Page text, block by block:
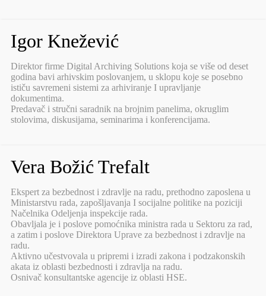
Igor Knežević
Direktor firme Digital Archiving Solutions koja se više od deset
godina bavi arhivskim poslovanjem, u sklopu koje se posebno
ističu savremeni sistemi za arhiviranje I upravljanje
dokumentima.
Predavač i stručni saradnik na brojnim panelima, okruglim
stolovima, diskusijama, seminarima i konferencijama.
Vera Božić Trefalt
Ekspert za bezbednost i zdravlje na radu, prethodno zaposlena u
Ministarstvu rada, zapošljavanja I socijalne politike na poziciji
Načelnika Odeljenja inspekcije rada.
Obavljala je i poslove pomoćnika ministra rada u Sektoru za rad,
a zatim i poslove Direktora Uprave za bezbednost i zdravlje na
radu.
Aktivno učestvovala u pripremi i izradi zakona i podzakonskih
akata iz oblasti bezbednosti i zdravlja na radu.
Osnivač konsultantske agencije iz oblasti HSE.